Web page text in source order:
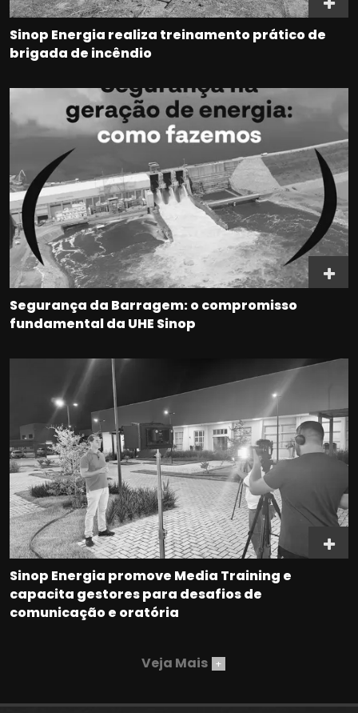
Sinop Energia realiza treinamento prático de
brigada de incêndio
Segurança da Barragem: o compromisso
fundamental da UHE Sinop
Sinop Energia promove Media Training e
capacita gestores para desafios de
comunicação e oratória
Veja Mais +